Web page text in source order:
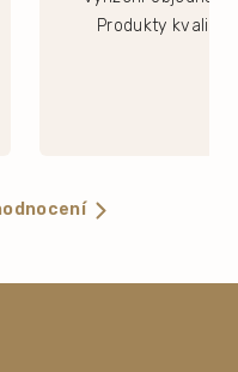
Produkty kvalitní.